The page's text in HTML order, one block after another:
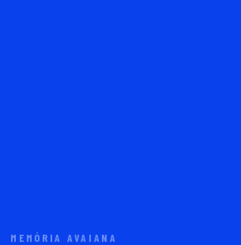
MEMÓRIA AVAIANA